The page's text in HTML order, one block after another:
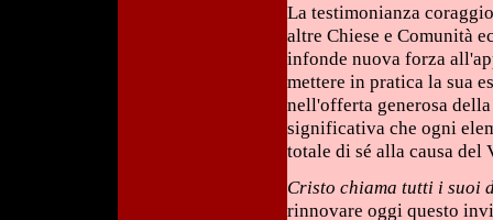
La testimonianza
altre Chiese e Comunità
infonde nuova forza
mettere in pratica la sua
nell'offerta generosa
significativa che ogni
totale di sé alla causa del
Cristo chiama tutti i suoi
rinnovare oggi questo